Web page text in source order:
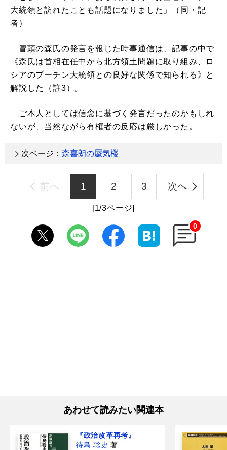
大統領と訪れたことも話題になりました」（同・記
者）
冒頭の森氏の発言を報じた時事通信は、記事の中で
《森氏は首相在任中から北方領土問題に取り組み、ロ
シアのプーチン大統領との良好な関係で知られる》と
解説した（註3）。
ご本人としては信念に基づく発言だったのかもしれ
ないが、当然ながら有権者の反応は厳しかった。
次ページ： 森喜朗の蜃気楼
前へ 1 2 3 次へ
[1/3ページ]
0
あわせて読みたい関連本
『政治改革再考』
待鳥 聡史 著